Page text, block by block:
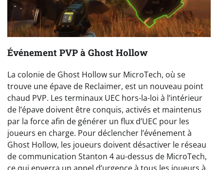
Événement PVP à Ghost Hollow
La colonie de Ghost Hollow sur MicroTech, où se
trouve une épave de Reclaimer, est un nouveau point
chaud PVP. Les terminaux UEC hors-la-loi à l’intérieur
de l’épave doivent être conquis, activés et maintenus
par la force afin de générer un flux d’UEC pour les
joueurs en charge. Pour déclencher l’événement à
Ghost Hollow, les joueurs doivent désactiver le réseau
de communication Stanton 4 au-dessus de MicroTech,